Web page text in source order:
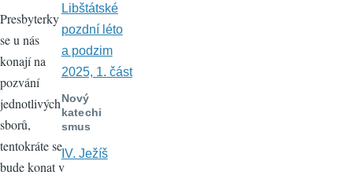
Presbyterky
se u nás
konají na
pozvání
jednotlivých
sborů,
tentokráte se
bude konat v
Libštátské
pozdní léto
a podzim
2025, 1. část
Nový
katechi
smus
IV. Ježíš